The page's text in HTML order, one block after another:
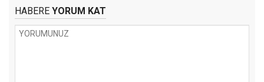
HABERE YORUM KAT